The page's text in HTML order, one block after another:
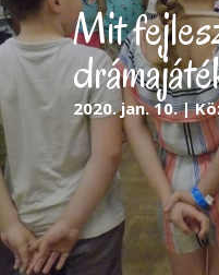
Mit
2020. jan. 10.